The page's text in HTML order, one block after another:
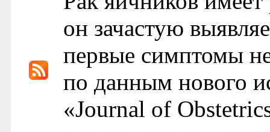
он зачастую
первые симптомы
по данным нового
«Journal of